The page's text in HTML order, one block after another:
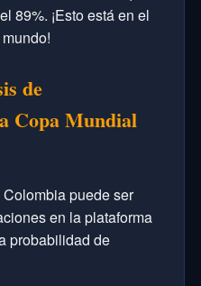
89%. ¡Esto está en el
de
Copa Mundial
puede ser
en la plataforma
probabilidad de